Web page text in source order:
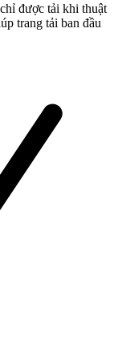
được tải khi thuật
trang tải ban đầu